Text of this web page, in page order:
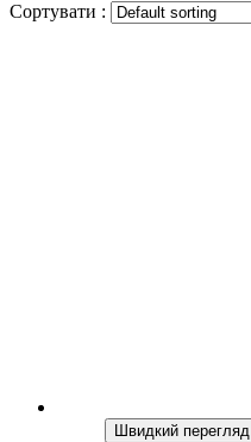
Сортувати :
Швидкий перегляд